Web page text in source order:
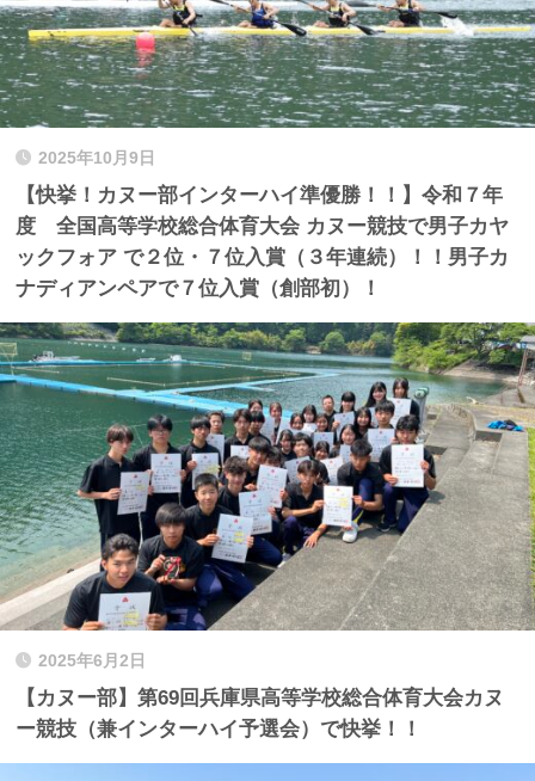
2025年10月9日
【快挙！カヌー部インターハイ準優勝！！】令和７年
度 全国高等学校総合体育大会 カヌー競技で男子カヤ
ックフォア で２位・７位入賞（３年連続）！！男子カ
ナディアンペアで７位入賞（創部初）！
2025年6月2日
【カヌー部】第69回兵庫県高等学校総合体育大会カヌ
ー競技（兼インターハイ予選会）で快挙！！